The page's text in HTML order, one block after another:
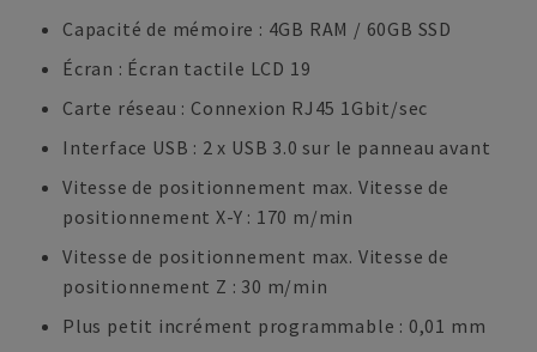
Capacité de mémoire : 4GB RAM / 60GB SSD
Écran : Écran tactile LCD 19
Carte réseau : Connexion RJ45 1Gbit/sec
Interface USB : 2 x USB 3.0 sur le panneau avant
Vitesse de positionnement max. Vitesse de
positionnement X-Y : 170 m/min
Vitesse de positionnement max. Vitesse de
positionnement Z : 30 m/min
Plus petit incrément programmable : 0,01 mm